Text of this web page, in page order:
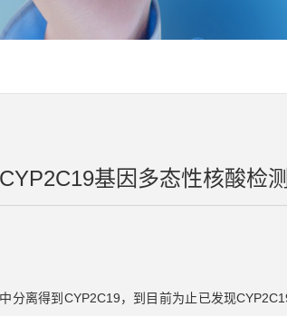
基因多态性核酸检
分离得到CYP2C19，到目前为止已发现